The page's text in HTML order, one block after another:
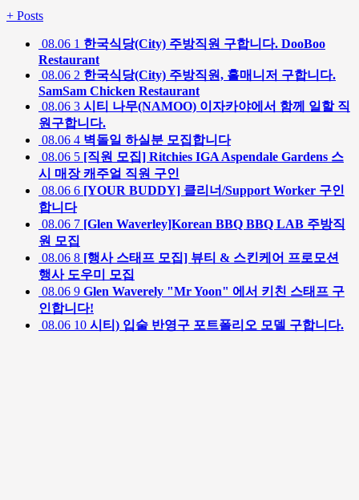
+ Posts
08.06 1 한국식당(City) 주방직원 구합니다. DooBoo
Restaurant
08.06 2 한국식당(City) 주방직원, 홀매니저 구합니다.
SamSam Chicken Restaurant
08.06 3 시티 나무(NAMOO) 이자카야에서 함께 일할 직
원구합니다.
08.06 4 벽돌일 하실분 모집합니다
08.06 5 [직원 모집] Ritchies IGA Aspendale Gardens 스
시 매장 캐주얼 직원 구인
08.06 6 [YOUR BUDDY] 클리너/Support Worker 구인
합니다
08.06 7 [Glen Waverley]Korean BBQ BBQ LAB 주방직
원 모집
08.06 8 [행사 스태프 모집] 뷰티 & 스킨케어 프로모션
행사 도우미 모집
08.06 9 Glen Waverely "Mr Yoon" 에서 키친 스태프 구
인합니다!
08.06 10 시티) 입술 반영구 포트폴리오 모델 구합니다.